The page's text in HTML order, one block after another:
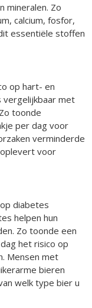
mineralen. Zo
calcium, fosfor,
essentiële stoffen
op hart- en
vergelijkbaar met
toonde
per dag voor
verminderde
voor
diabetes
helpen hun
Zo toonde een
het risico op
Mensen met
bieren
welk type bier u